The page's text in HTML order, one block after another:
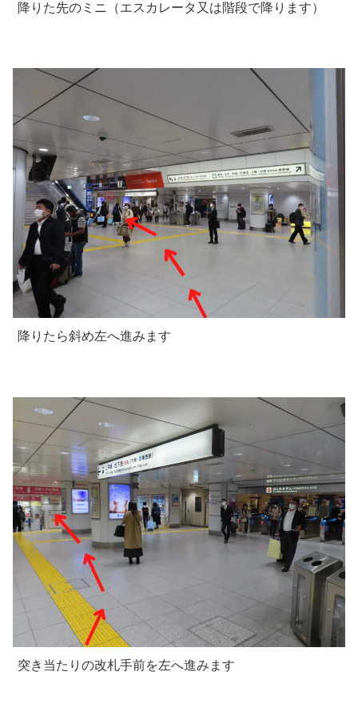
降りた先のミニ（エスカレータ又は階段で降ります）
降りたら斜め左へ進みます
突き当たりの改札手前を左へ進みます